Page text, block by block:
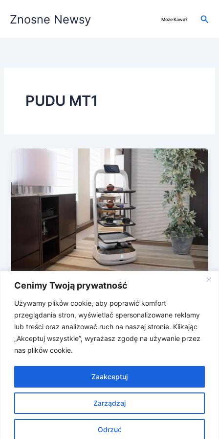
Cenimy Twoją prywatność
Używamy plików cookie, aby poprawić komfort
przeglądania stron, wyświetlać spersonalizowane reklamy
lub treści oraz analizować ruch na naszej stronie. Klikając
„Akceptuj wszystkie”, wyrażasz zgodę na używanie przez
nas plików cookie.
Zarządzaj
Odrzuć
Zaakceptuj
Znosne Newsy Może Kawa?
PUDU MT1
Zameldowanie u robota. Zapowiedź
robo-hotelu w Chinach
W ostatnich dniach wokół hotelarstwa jest głośno i
gorąco. Jeśli nie spodobało Wam się na przykład w
Pobierowie, czy w […]
Prawa autorskie © 2026 Znosne Newsy | Obsługiwane przez
Motyw Astra WordPress